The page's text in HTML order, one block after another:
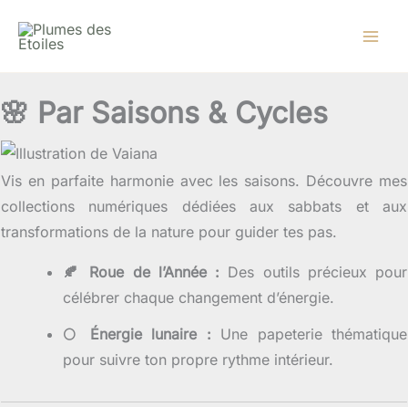
🌸 Par Saisons & Cycles
Vis en parfaite harmonie avec les saisons. Découvre mes
collections numériques dédiées aux sabbats et aux
transformations de la nature pour guider tes pas.
🍂 Roue de l’Année : Des outils précieux pour
célébrer chaque changement d’énergie.
🌕 Énergie lunaire : Une papeterie thématique
pour suivre ton propre rythme intérieur.